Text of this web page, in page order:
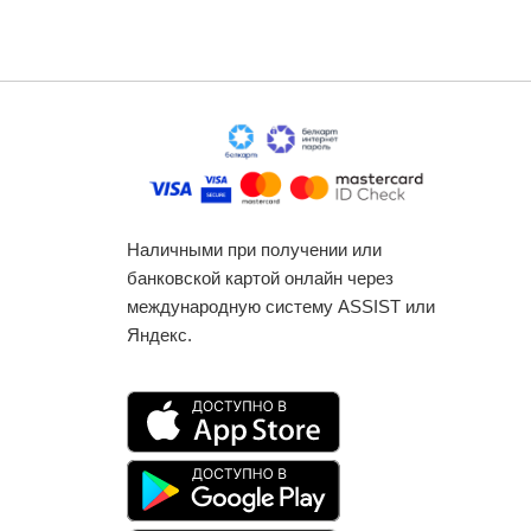
Наличными при получении или
банковской картой онлайн через
международную систему ASSIST или
Яндекс.